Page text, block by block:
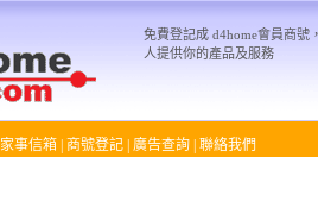
免費登記成 d4home會員商號
人提供你的產品及服務
家事信箱 商號登記 廣告查詢 聯絡我們